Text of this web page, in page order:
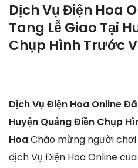
Dịch Vụ Điện Hoa
Tang Lễ Giao Tại
Chụp Hình Trước
Dịch Vụ Điện Hoa Online
Huyện Quảng Điền Chụp
HoaChào mừng người
dịch Vụ Điện Hoa Online